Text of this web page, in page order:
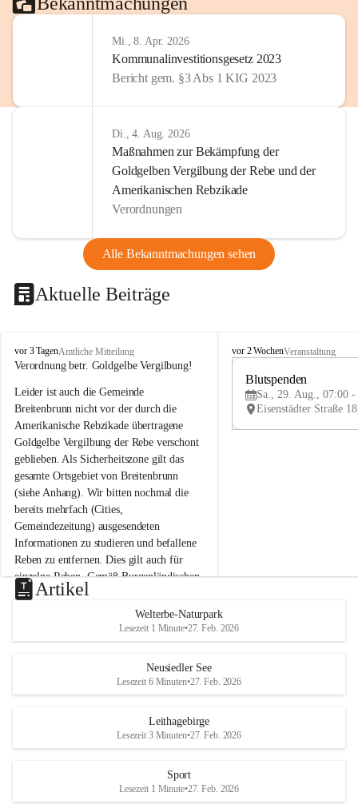
Mi., 8. Apr. 2026
Kommunalinvestitionsgesetz 2023
Bericht gem. §3 Abs 1 KIG 2023
Di., 4. Aug. 2026
Maßnahmen zur Bekämpfung der
Goldgelben Vergilbung der Rebe und der
Amerikanischen Rebzikade
Verordnungen
Alle Bekanntmachungen sehen
Aktuelle Beiträge
B
r
i
t
e
n
b
r
u
n
n
a
m
N
e
u
s
d
S
vor 3 TagenAmtliche Mitteilung
Verordnung betr. Goldgelbe Vergilbung!
Leider ist auch die Gemeinde
Breitenbrunn nicht vor der durch die
Amerikanische Rebzikade übertragene
Goldgelbe Vergilbung der Rebe verschont
geblieben. Als Sicherheitszone gilt das
gesamte Ortsgebiet von Breitenbrunn
(siehe Anhang). Wir bitten nochmal die
bereits mehrfach (Cities,
Gemeindezeitung) ausgesendeten
Informationen zu studieren und befallene
Reben zu entfernen. Dies gilt auch für
einzelne Reben. Gemäß Burgenländischen
Weinbaugesetz sind nicht gepflegte oder
unzulässige Weingärten zu roden! Bitte
helfen wir zusammen um unsere Winzer
vor den prognostizierten Ernteausfällen
und den daraus folgenden wirtschaftlichen
Maßnahmen zur Bekämpfung
Rebe und der Amerikanischen
B
e
u
e
d
r
S
vor 2 WochenVeranstaltung
Blutspenden
Sa., 29. Aug., 07:00 -
Artikel
Welterbe-Naturpark
Lesezeit 1 Minute•27. Feb. 2026
Neusiedler See
Lesezeit 6 Minuten•27. Feb. 2026
Leithagebirge
Lesezeit 3 Minuten•27. Feb. 2026
Sport
Lesezeit 1 Minute•27. Feb. 2026